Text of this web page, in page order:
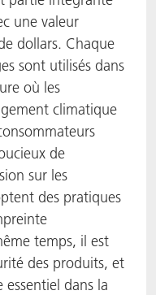
une valeur
dollars. Chaque
sont utilisés dans
où les
climatique
de
sur les
des pratiques
temps, il est
des produits, et
dans la